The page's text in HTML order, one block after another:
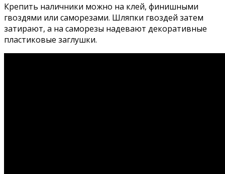
Крепить наличники можно на клей, финишными
гвоздями или саморезами. Шляпки гвоздей затем
затирают, а на саморезы надевают декоративные
пластиковые заглушки.